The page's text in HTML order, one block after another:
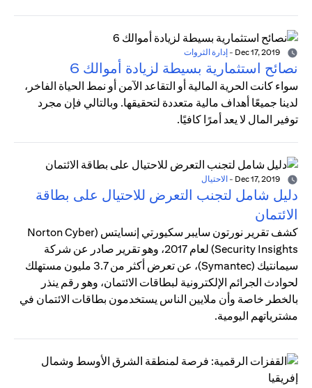
- إدارة الثروات
نصائح استثمارية بسيطة لزيادة أموالك 6
سواء كانت الحرية المالية أو التقاعد الآمن أو نمط الحياة الفاخر،
لدينا جميعًا أهداف مالية متعددة لتحقيقها. وبالتالي فإن مجرد
توفير المال لا يعد أمرًا كافيًا.
- الاحتيال
دليل شامل لتجنب التعرض للاحتيال على بطاقة
الائتمان
كشف تقرير نورتون سايبر سكيورتي إنسايتس (Norton Cyber
Security Insights) لعام 2017، وهو تقرير صادر عن شركة
سيمانتيك (Symantec)، عن تعرض أكثر من 3.7 مليون مستهلك
لحوادث الجرائم الإلكترونية لبطاقات الائتمان، وهو رقم ينذر
بالخطر خاصة وأن ملايين الناس يستخدمون بطاقات الائتمان في
مشترياتهم اليومية.